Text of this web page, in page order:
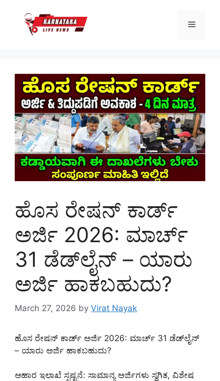
content
Menu
ಹೊಸ ರೇಷನ್ ಕಾರ್ಡ್
ಅರ್ಜಿ 2026: ಮಾರ್ಚ್
31 ಡೆಡ್‌ಲೈನ್ – ಯಾರು
ಅರ್ಜಿ ಹಾಕಬಹುದು?
March 27, 2026 by Virat Nayak
ಹೊಸ ರೇಷನ್ ಕಾರ್ಡ್ ಅರ್ಜಿ 2026: ಮಾರ್ಚ್ 31 ಡೆಡ್‌ಲೈನ್
– ಯಾರು ಅರ್ಜಿ ಹಾಕಬಹುದು?
ಆಹಾರ ಇಲಾಖೆ ಸ್ಪಷ್ಟನೆ: ಸಾಮಾನ್ಯ ಅರ್ಜಿಗಳು ಸ್ಥಗಿತ, ವಿಶೇಷ